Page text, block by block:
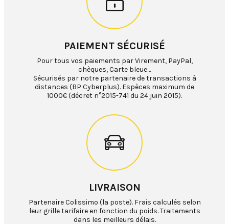
PAIEMENT SÉCURISÉ
Pour tous vos paiements par Virement, PayPal,
chèques, Carte bleue…
Sécurisés par notre partenaire de transactions à
distances (BP Cyberplus). Espèces maximum de
1000€ (décret n°2015-741 du 24 juin 2015).
LIVRAISON
Partenaire Colissimo (la poste). Frais calculés selon
leur grille tarifaire en fonction du poids. Traitements
dans les meilleurs délais.